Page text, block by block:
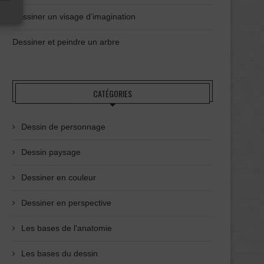
Dessiner un visage d’imagination
Dessiner et peindre un arbre
CATÉGORIES
Dessin de personnage
Dessin paysage
Dessiner en couleur
Dessiner en perspective
Les bases de l'anatomie
Les bases du dessin